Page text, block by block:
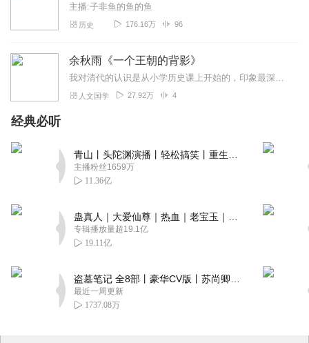
主播:子非鱼的鱼的鱼
历史 176.16万 96
余秋雨《一个王朝的背影》
我对清代的认识是从小学历史课上开始的，印象最深的就是1840年之后的近代部分，因为这70年是民族屈辱史、民族抗争史、民族求索史。正如余秋雨先生所说...
人文国学 27.92万 4
经典必听
主播粉丝1659万
11.36亿
专辑播放量超19.1亿
19.11亿
最近一周更新
1737.08万